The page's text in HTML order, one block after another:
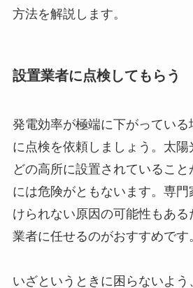
方法を解説します。
設置業者に点検してもらう
発電効率が極端に下がってい
に点検を依頼しましょう。太
どの高所に設置されているこ
には危険がともないます。専
けられない原因の可能性もあ
業者に任せるのがおすすめです
いざというときに困らないよ